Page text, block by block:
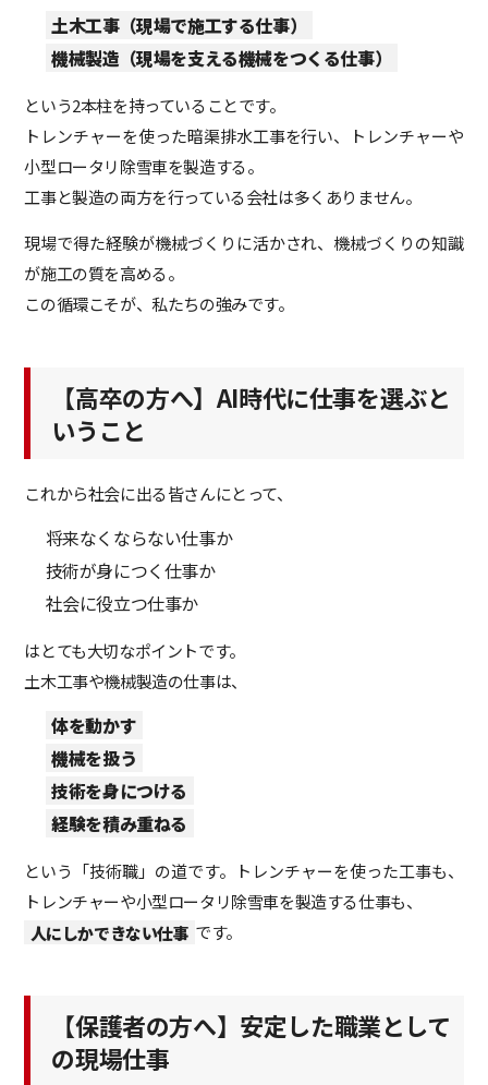
土木工事（現場で施工する仕事）
機械製造（現場を支える機械をつくる仕事）
という2本柱を持っていることです。
トレンチャーを使った暗渠排水工事を行い、トレンチャーや
小型ロータリ除雪車を製造する。
工事と製造の両方を行っている会社は多くありません。
現場で得た経験が機械づくりに活かされ、機械づくりの知識
が施工の質を高める。
この循環こそが、私たちの強みです。
【高卒の方へ】AI時代に仕事を選ぶと
いうこと
これから社会に出る皆さんにとって、
将来なくならない仕事か
技術が身につく仕事か
社会に役立つ仕事か
はとても大切なポイントです。
土木工事や機械製造の仕事は、
体を動かす
機械を扱う
技術を身につける
経験を積み重ねる
という「技術職」の道です。トレンチャーを使った工事も、
トレンチャーや小型ロータリ除雪車を製造する仕事も、
人にしかできない仕事 です。
【保護者の方へ】安定した職業として
の現場仕事